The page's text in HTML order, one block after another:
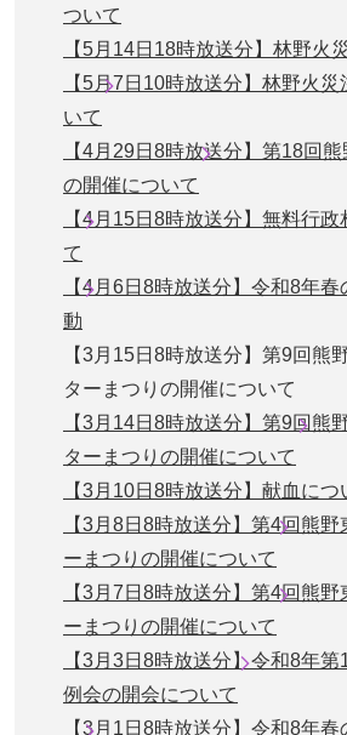
ついて
【5月14日18時放送分】林野火
【5月7日10時放送分】林野火
いて
【4月29日8時放送分】第18回
の開催について
【4月15日8時放送分】無料行
て
【4月6日8時放送分】令和8年
動
【3月15日8時放送分】第9回熊
ターまつりの開催について
【3月14日8時放送分】第9回熊
ターまつりの開催について
【3月10日8時放送分】献血につ
【3月8日8時放送分】第4回熊
ーまつりの開催について
【3月7日8時放送分】第4回熊
ーまつりの開催について
【3月3日8時放送分】令和8年
例会の開会について
【3月1日8時放送分】令和8年